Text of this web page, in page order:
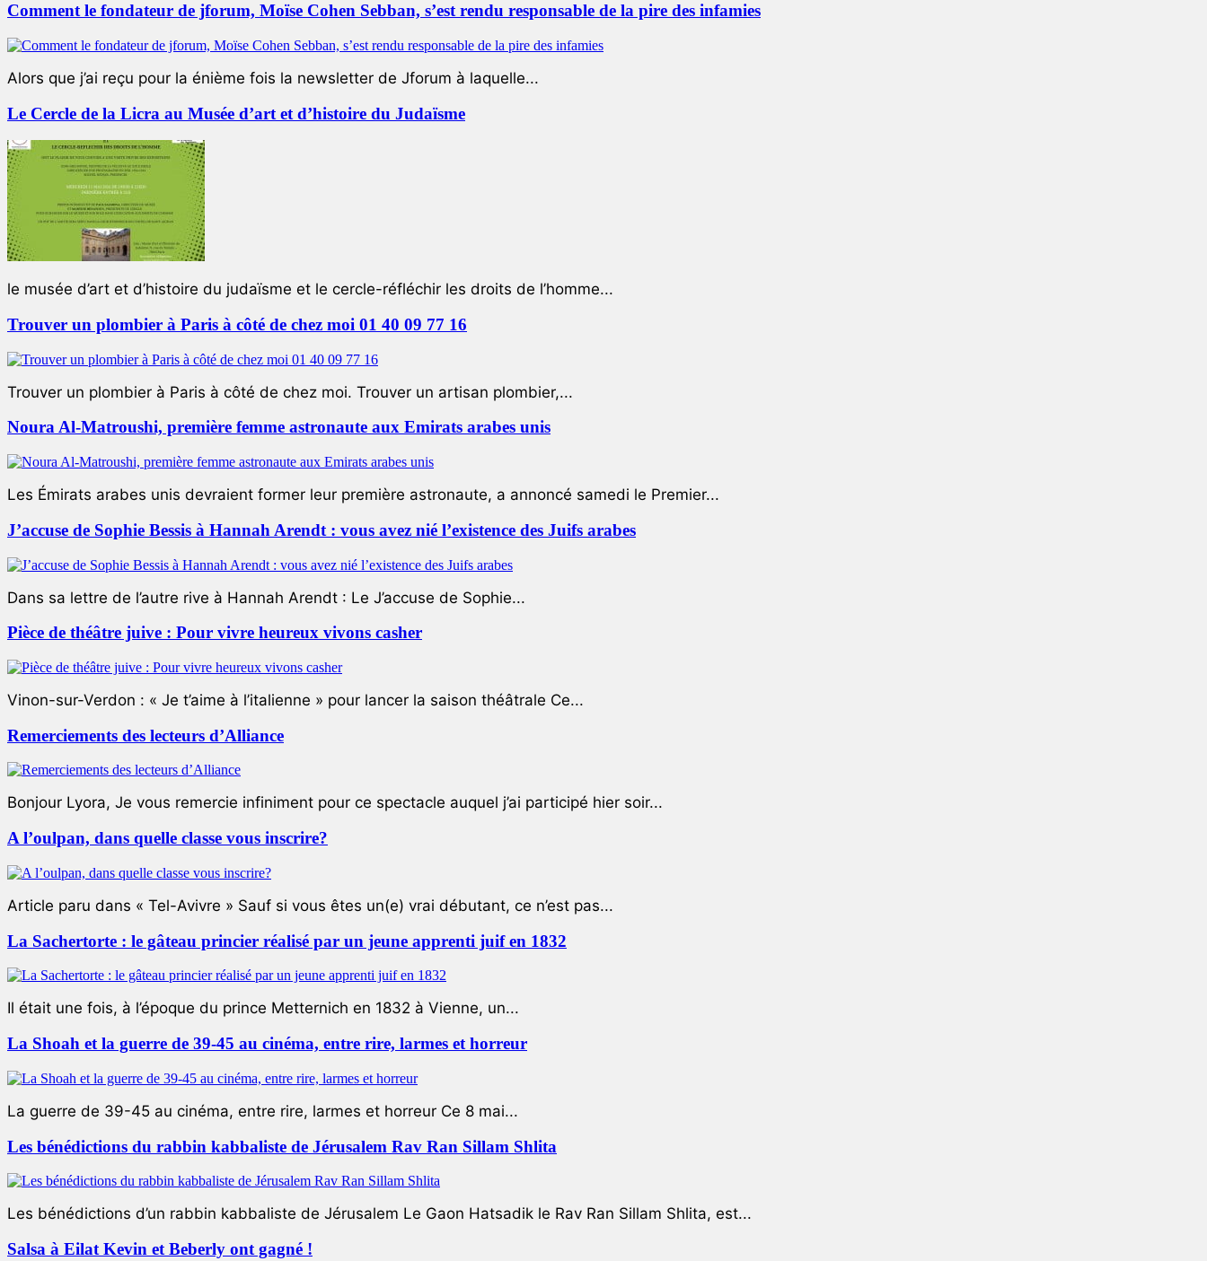
Comment le fondateur de jforum, Moïse Cohen Sebban, s’est rendu responsable de la pire des infamies
Alors que j’ai reçu pour la énième fois la newsletter de Jforum à laquelle...
Le Cercle de la Licra au Musée d’art et d’histoire du Judaïsme
le musée d’art et d’histoire du judaïsme et le cercle-réfléchir les droits de l’homme...
Trouver un plombier à Paris à côté de chez moi 01 40 09 77 16
Trouver un plombier à Paris à côté de chez moi. Trouver un artisan plombier,...
Noura Al-Matroushi, première femme astronaute aux Emirats arabes unis
Les Émirats arabes unis devraient former leur première astronaute, a annoncé samedi le Premier...
J’accuse de Sophie Bessis à Hannah Arendt : vous avez nié l’existence des Juifs arabes
Dans sa lettre de l’autre rive à Hannah Arendt : Le J’accuse de Sophie...
Pièce de théâtre juive : Pour vivre heureux vivons casher
Vinon-sur-Verdon : « Je t’aime à l’italienne » pour lancer la saison théâtrale Ce...
Remerciements des lecteurs d’Alliance
Bonjour Lyora, Je vous remercie infiniment pour ce spectacle auquel j’ai participé hier soir...
A l’oulpan, dans quelle classe vous inscrire?
Article paru dans « Tel-Avivre » Sauf si vous êtes un(e) vrai débutant, ce n’est pas...
La Sachertorte : le gâteau princier réalisé par un jeune apprenti juif en 1832
Il était une fois, à l’époque du prince Metternich en 1832 à Vienne, un...
La Shoah et la guerre de 39-45 au cinéma, entre rire, larmes et horreur
La guerre de 39-45 au cinéma, entre rire, larmes et horreur Ce 8 mai...
Les bénédictions du rabbin kabbaliste de Jérusalem Rav Ran Sillam Shlita
Les bénédictions d’un rabbin kabbaliste de Jérusalem Le Gaon Hatsadik le Rav Ran Sillam Shlita, est...
Salsa à Eilat Kevin et Beberly ont gagné !